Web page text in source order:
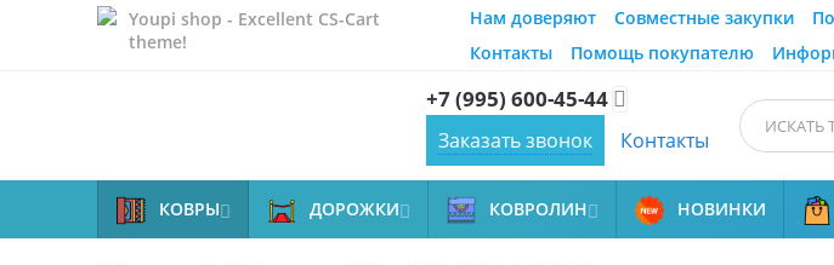
Youpi shop - Excellent CS-Cart
theme!
Нам доверяют Совместные закупки
Контакты
Помощь покупателю
+7 (995) 600-45-44 
Заказать звонок Контакты
КОВРЫ ДОРОЖКИ КОВРОЛИН НОВИНКИ